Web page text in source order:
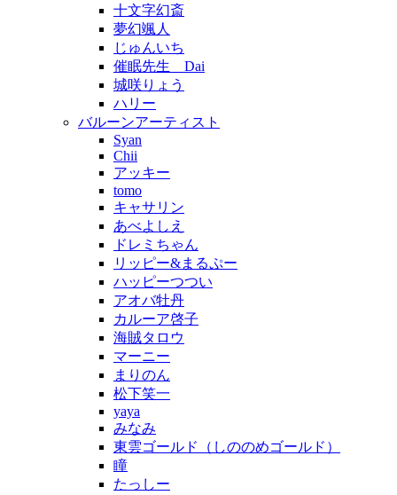
十文字幻斎
夢幻颯人
じゅんいち
催眠先生 Dai
城咲りょう
ハリー
バルーンアーティスト
Syan
Chii
アッキー
tomo
キャサリン
あべよしえ
ドレミちゃん
リッピー&まるぷー
ハッピーつつい
アオバ牡丹
カルーア啓子
海賊タロウ
マーニー
まりのん
松下笑一
yaya
みなみ
東雲ゴールド（しののめゴールド）
瞳
たっしー